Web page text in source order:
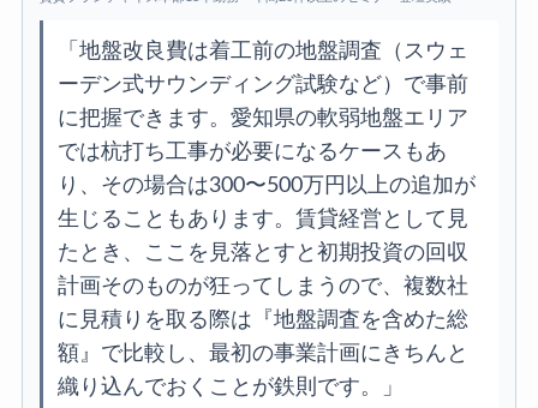
「地盤改良費は着工前の地盤調査（スウェ
ーデン式サウンディング試験など）で事前
に把握できます。愛知県の軟弱地盤エリア
では杭打ち工事が必要になるケースもあ
り、その場合は300〜500万円以上の追加が
生じることもあります。賃貸経営として見
たとき、ここを見落とすと初期投資の回収
計画そのものが狂ってしまうので、複数社
に見積りを取る際は『地盤調査を含めた総
額』で比較し、最初の事業計画にきちんと
織り込んでおくことが鉄則です。」